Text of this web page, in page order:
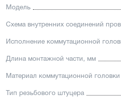
Модель
Схема внутренних соединений
Исполнение коммутационной
Длина монтажной части, мм
Материал коммутационной головки
Тип резьбового штуцера